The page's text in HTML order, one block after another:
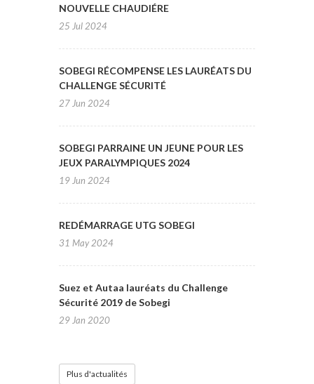
NOUVELLE CHAUDIÉRE
25 Jul 2024
SOBEGI RÉCOMPENSE LES LAURÉATS DU
CHALLENGE SÉCURITÉ
27 Jun 2024
SOBEGI PARRAINE UN JEUNE POUR LES
JEUX PARALYMPIQUES 2024
19 Jun 2024
REDÉMARRAGE UTG SOBEGI
31 May 2024
Suez et Autaa lauréats du Challenge
Sécurité 2019 de Sobegi
29 Jan 2020
Plus d'actualités